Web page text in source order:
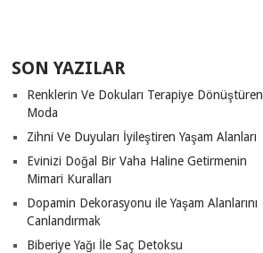
SON YAZILAR
Renklerin Ve Dokuları Terapiye Dönüştüren
Moda
Zihni Ve Duyuları İyileştiren Yaşam Alanları
Evinizi Doğal Bir Vaha Haline Getirmenin
Mimari Kuralları
Dopamin Dekorasyonu ile Yaşam Alanlarını
Canlandırmak
Biberiye Yağı İle Saç Detoksu